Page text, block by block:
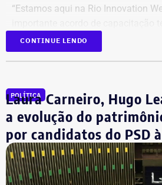
“Estamos aqui na Rio Innovation
a NVIDIA, que é hoje a empresa de
e referência no desenvolvimento de
oferecendo cada vez mais serviços
profissionais, tornando o Crea cada
ressaltou Fernández.
O presidente do Crea-RJ também
PD7 Tech na articulação da parceria.
CONTINUE LENDO
POLÍTICA
Laura Carneiro, Hugo
a evolução do
por candidatos do PSD